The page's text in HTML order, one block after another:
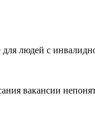
для людей с
вакансии